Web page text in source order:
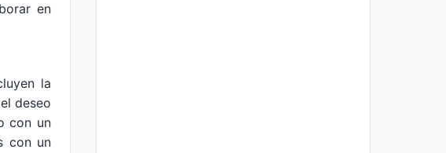
en
la
deseo
con un
con un